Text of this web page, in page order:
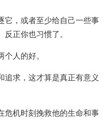
它，或者至少给自己一些事
正你也习惯了。
人的好。
追求，这才算是真正有意义
危机时刻挽救他的生命和事